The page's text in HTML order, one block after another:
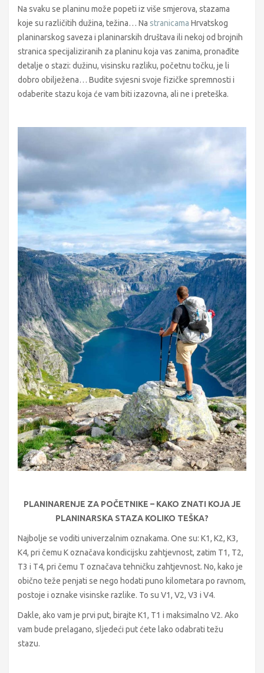
Na svaku se planinu može popeti iz više smjerova, stazama
koje su različitih dužina, težina… Na stranicama Hrvatskog
planinarskog saveza i planinarskih društava ili nekoj od brojnih
stranica specijaliziranih za planinu koja vas zanima, pronađite
detalje o stazi: dužinu, visinsku razliku, početnu točku, je li
dobro obilježena… Budite svjesni svoje fizičke spremnosti i
odaberite stazu koja će vam biti izazovna, ali ne i preteška.
PLANINARENJE ZA POČETNIKE – KAKO ZNATI KOJA JE
PLANINARSKA STAZA KOLIKO TEŠKA?
Najbolje se voditi univerzalnim oznakama. One su: K1, K2, K3,
K4, pri čemu K označava kondicijsku zahtjevnost, zatim T1, T2,
T3 i T4, pri čemu T označava tehničku zahtjevnost. No, kako je
obično teže penjati se nego hodati puno kilometara po ravnom,
postoje i oznake visinske razlike. To su V1, V2, V3 i V4.
Dakle, ako vam je prvi put, birajte K1, T1 i maksimalno V2. Ako
vam bude prelagano, sljedeći put ćete lako odabrati težu
stazu.